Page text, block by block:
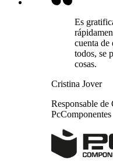
Es
cuenta de
todos, se
cosas.
Cristina Jover
Responsable
PcComponentes